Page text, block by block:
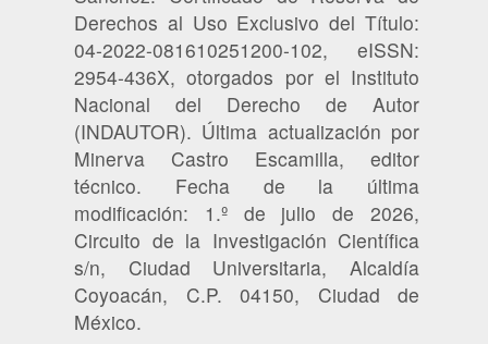
Derechos al Uso Exclusivo del Título:
04-2022-081610251200-102, eISSN:
2954-436X, otorgados por el Instituto
Nacional del Derecho de Autor
(INDAUTOR). Última actualización por
Minerva Castro Escamilla, editor
técnico. Fecha de la última
modificación: 1.º de julio de 2026,
Circuito de la Investigación Científica
s/n, Ciudad Universitaria, Alcaldía
Coyoacán, C.P. 04150, Ciudad de
México.